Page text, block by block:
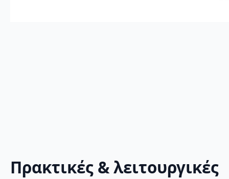
Πρακτικές & λειτουργικές